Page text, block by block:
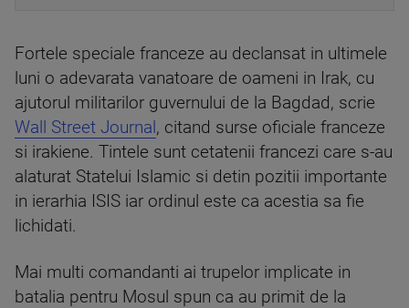
Fortele speciale franceze au declansat in ultimele
luni o adevarata vanatoare de oameni in Irak, cu
ajutorul militarilor guvernului de la Bagdad, scrie
Wall Street Journal , citand surse oficiale franceze
si irakiene. Tintele sunt cetatenii francezi care s-au
alaturat Statelui Islamic si detin pozitii importante
in ierarhia ISIS iar ordinul este ca acestia sa fie
lichidati.
Mai multi comandanti ai trupelor implicate in
batalia pentru Mosul spun ca au primit de la